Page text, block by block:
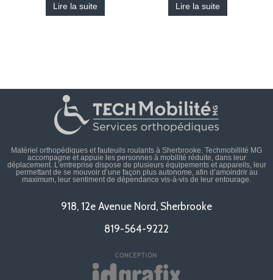
Lire la suite Lire la suite
Matériel orthopédiques et fauteuils roulants à Sherbrooke. Techmobillité MG
accompagne et appuie les personnes à mobilité réduite, dans leur
déplacement. L’entreprise dispose de plusieurs équipements et appareils, leur
permettant de se mouvoir d’une façon plus autonome, afin d’amoindrir au
maximum, leur sentiment de dépendance vis-à-vis de leur entourage.
918, 12e Avenue Nord, Sherbrooke
819-564-9222